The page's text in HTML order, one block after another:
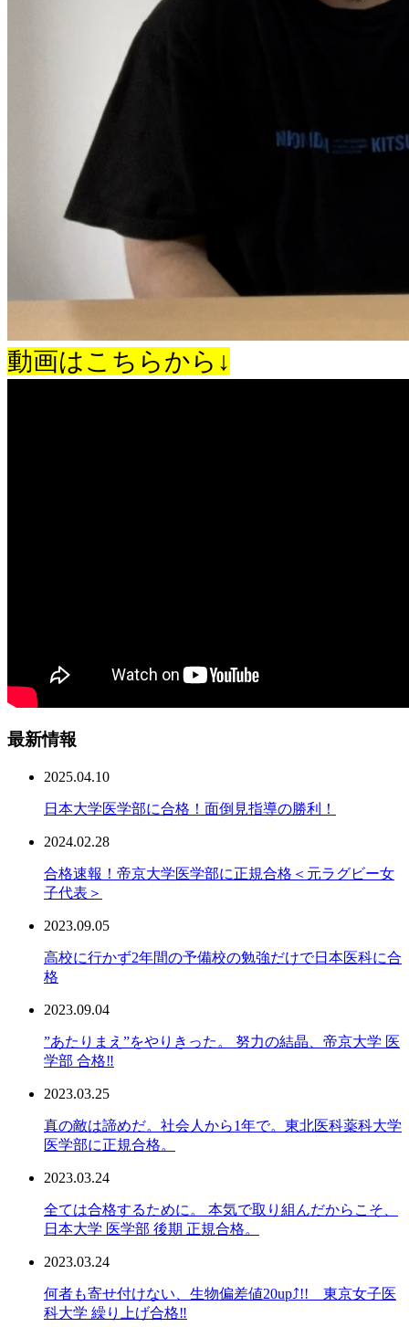
動画はこちらから↓
最新情報
2025.04.10
日本大学医学部に合格！面倒見指導の勝利！
2024.02.28
合格速報！帝京大学医学部に正規合格＜元ラグビー女
子代表＞
2023.09.05
高校に行かず2年間の予備校の勉強だけで日本医科に合
格
2023.09.04
”あたりまえ”をやりきった。 努力の結晶、帝京大学 医
学部 合格‼︎
2023.03.25
真の敵は諦めだ。社会人から1年で。東北医科薬科大学
医学部に正規合格。
2023.03.24
全ては合格するために。 本気で取り組んだからこそ、
日本大学 医学部 後期 正規合格。
2023.03.24
何者も寄せ付けない、生物偏差値20up⤴︎!! 東京女子医
科大学 繰り上げ合格‼︎